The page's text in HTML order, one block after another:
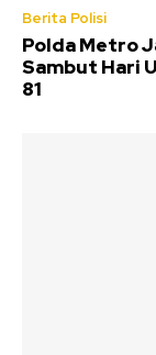
Berita Polisi
Polda Metro
Sambut Hari
81